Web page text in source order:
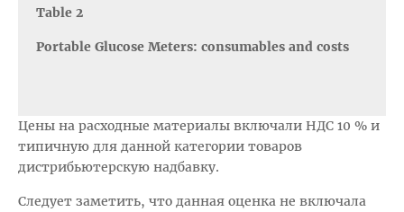
Table 2
Portable Glucose Meters: consumables and costs
Цены на расходные материалы включали НДС 10 % и
типичную для данной категории товаров
дистрибьютерскую надбавку.
Следует заметить, что данная оценка не включала